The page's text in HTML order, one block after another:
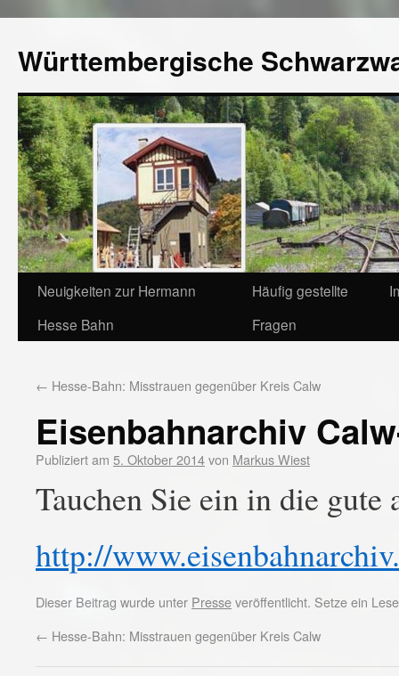
Württembergische
Neuigkeiten zur Hermann
Hesse Bahn
Häufig gestellte
Fragen
← Hesse-Bahn: Misstrauen gegenüber Kreis Calw
Eisenbahnarchiv
Publiziert am 5. Oktober 2014von Markus Wiest
Tauchen Sie ein in die gute
http://
Dieser Beitrag wurde unter Presseveröffentlicht. Setze ein
← Hesse-Bahn: Misstrauen gegenüber Kreis Calw